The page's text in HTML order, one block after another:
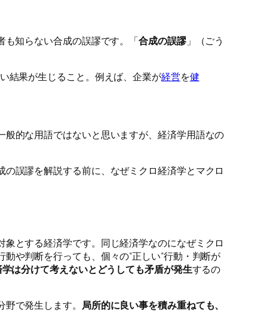
も知らない合成の誤謬です。「合成の誤謬」（ごう
結果が生じること。例えば、企業が経営を健
的な用語ではないと思いますが、経済学用語なの
誤謬を解説する前に、なぜミクロ経済学とマクロ
とする経済学です。同じ経済学なのになぜミクロ
や判断を行っても、個々の”正しい”行動・判断が
は分けて考えないとどうしても矛盾が発生するの
で発生します。 局所的に良い事を積み重ねても、